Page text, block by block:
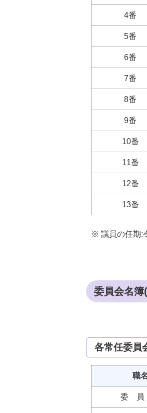
4番
5番
6番
7番
8番
9番
10番
11番
12番
13番
※ 議員の任期:
委員会名簿
各常任委員
職名
委